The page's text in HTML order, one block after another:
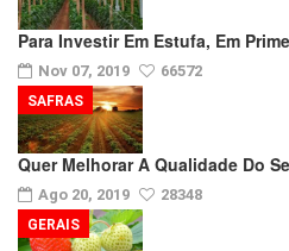
Para Investir Em Estufa, Em
Nov 07, 2019 66572
Quer Melhorar A Qualidade Do
Ago 20, 2019 28348
SAFRAS
GERAIS